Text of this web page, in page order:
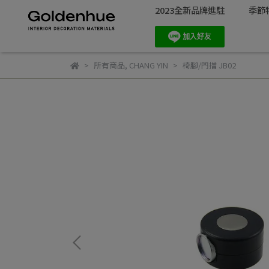
2023全新品牌進駐 季節
所有商品, CHANG YIN 椅腳/門擋 JB02